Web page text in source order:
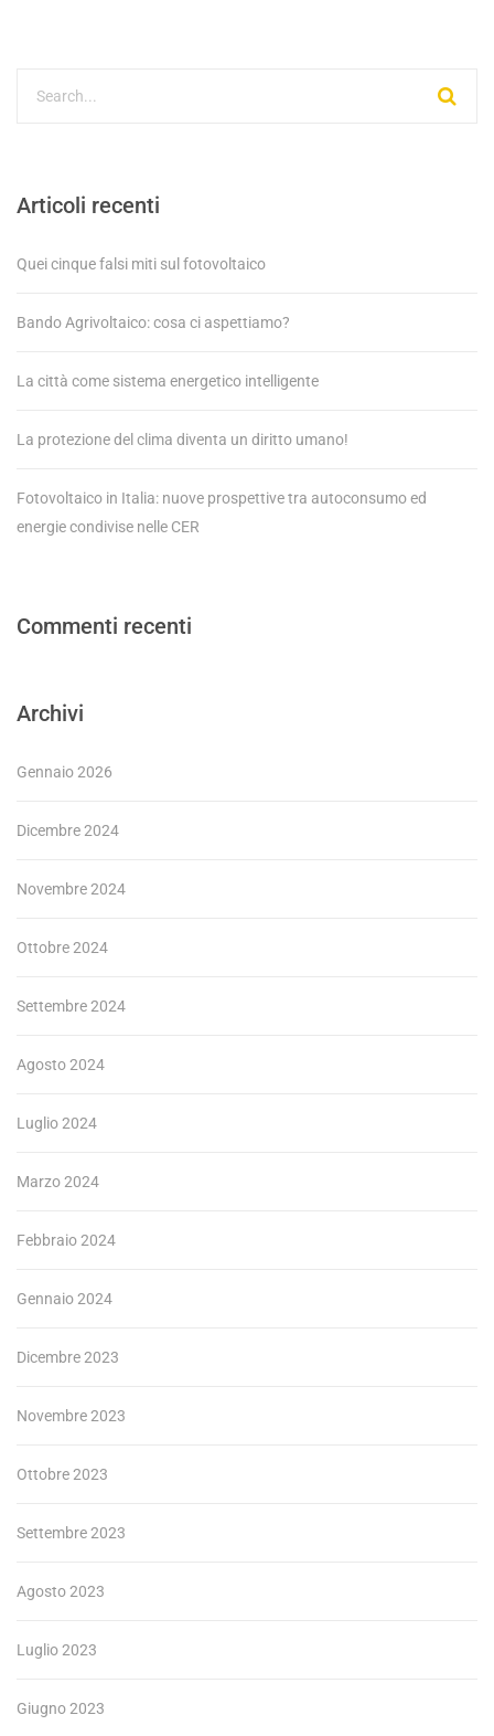
Articoli recenti
Quei cinque falsi miti sul fotovoltaico
Bando Agrivoltaico: cosa ci aspettiamo?
La città come sistema energetico intelligente
La protezione del clima diventa un diritto umano!
Fotovoltaico in Italia: nuove prospettive tra autoconsumo ed
energie condivise nelle CER
Commenti recenti
Archivi
Gennaio 2026
Dicembre 2024
Novembre 2024
Ottobre 2024
Settembre 2024
Agosto 2024
Luglio 2024
Marzo 2024
Febbraio 2024
Gennaio 2024
Dicembre 2023
Novembre 2023
Ottobre 2023
Settembre 2023
Agosto 2023
Luglio 2023
Giugno 2023